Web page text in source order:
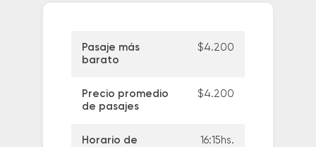
Pasaje más
barato
$4.200
Precio promedio
de pasajes
$4.200
Horario de
16:15hs.